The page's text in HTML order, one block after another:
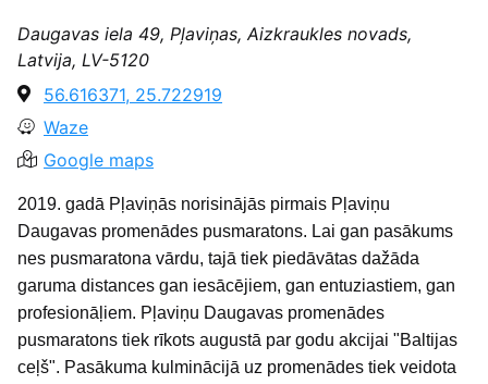
Daugavas iela 49, Pļaviņas, Aizkraukles novads,
Latvija, LV-5120
56.616371, 25.722919
Waze
Google maps
2019. gadā Pļaviņās norisinājās pirmais Pļaviņu
Daugavas promenādes pusmaratons. Lai gan pasākums
nes pusmaratona vārdu, tajā tiek piedāvātas dažāda
garuma distances gan iesācējiem, gan entuziastiem, gan
profesionāļiem. Pļaviņu Daugavas promenādes
pusmaratons tiek rīkots augustā par godu akcijai "Baltijas
ceļš". Pasākuma kulminācijā uz promenādes tiek veidota